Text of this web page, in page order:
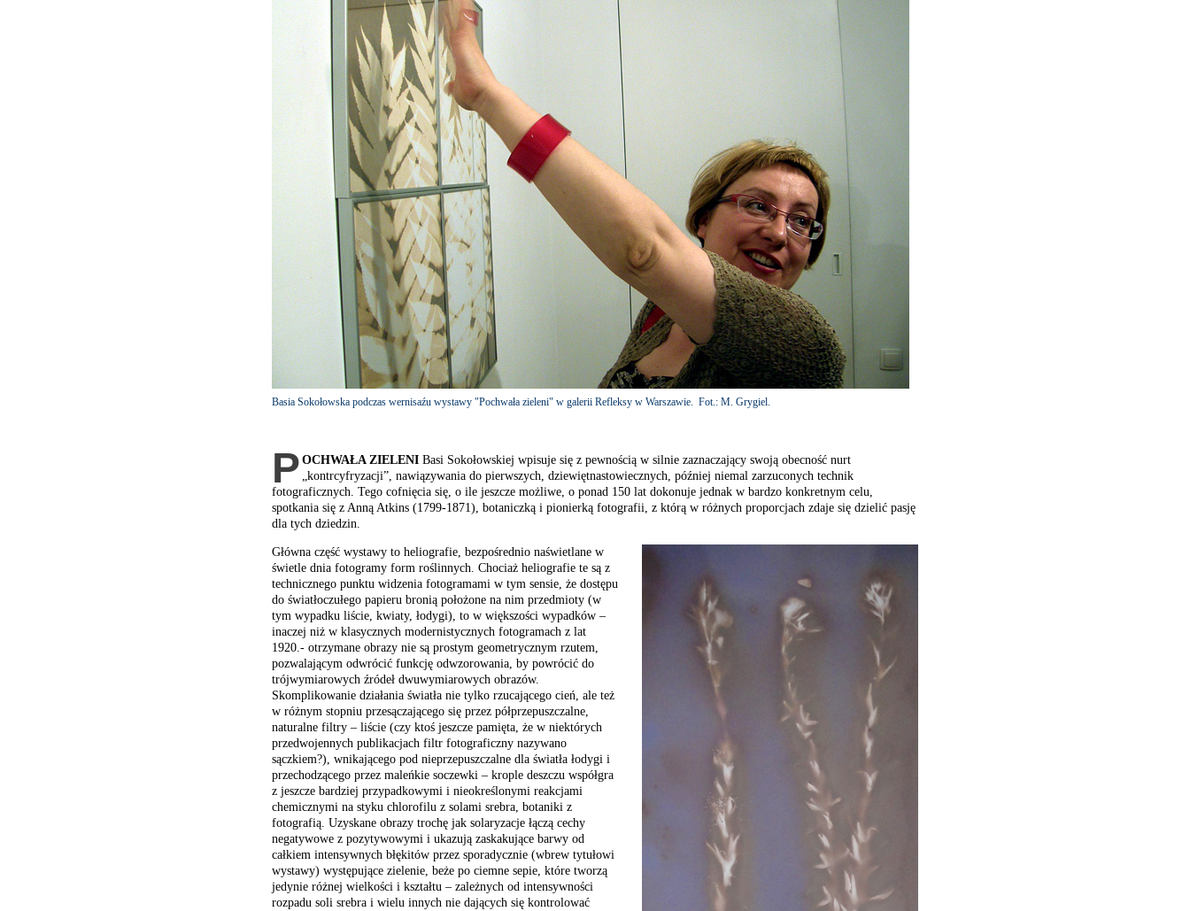
Basia Sokołowska podczas wernisaźu wystawy "Pochwała zieleni" w galerii Refleksy w Warszawie. Fot.: M. Grygiel.
P OCHWAŁA ZIELENI Basi Sokołowskiej wpisuje się z pewnością w silnie zaznaczający swoją obecność nurt
„kontrcyfryzacji”, nawiązywania do pierwszych, dziewiętnastowiecznych, później niemal zarzuconych technik
fotograficznych. Tego cofnięcia się, o ile jeszcze możliwe, o ponad 150 lat dokonuje jednak w bardzo konkretnym celu,
spotkania się z Anną Atkins (1799-1871), botaniczką i pionierką fotografii, z którą w różnych proporcjach zdaje się dzielić pasję
dla tych dziedzin.
Główna część wystawy to heliografie, bezpośrednio naświetlane w
świetle dnia fotogramy form roślinnych. Chociaż heliografie te są z
technicznego punktu widzenia fotogramami w tym sensie, że dostępu
do światłoczułego papieru bronią położone na nim przedmioty (w
tym wypadku liście, kwiaty, łodygi), to w większości wypadków –
inaczej niż w klasycznych modernistycznych fotogramach z lat
1920.- otrzymane obrazy nie są prostym geometrycznym rzutem,
pozwalającym odwrócić funkcję odwzorowania, by powrócić do
trójwymiarowych źródeł dwuwymiarowych obrazów.
Skomplikowanie działania światła nie tylko rzucającego cień, ale też
w różnym stopniu przesączającego się przez półprzepuszczalne,
naturalne filtry – liście (czy ktoś jeszcze pamięta, że w niektórych
przedwojennych publikacjach filtr fotograficzny nazywano
sączkiem?), wnikającego pod nieprzepuszczalne dla światła łodygi i
przechodzącego przez maleńkie soczewki – krople deszczu współgra
z jeszcze bardziej przypadkowymi i nieokreślonymi reakcjami
chemicznymi na styku chlorofilu z solami srebra, botaniki z
fotografią. Uzyskane obrazy trochę jak solaryzacje łączą cechy
negatywowe z pozytywowymi i ukazują zaskakujące barwy od
całkiem intensywnych błękitów przez sporadycznie (wbrew tytułowi
wystawy) występujące zielenie, beże po ciemne sepie, które tworzą
jedynie różnej wielkości i kształtu – zależnych od intensywności
rozpadu soli srebra i wielu innych nie dających się kontrolować